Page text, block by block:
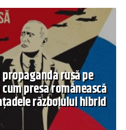
rusă pe
presa românească
războiului hibrid